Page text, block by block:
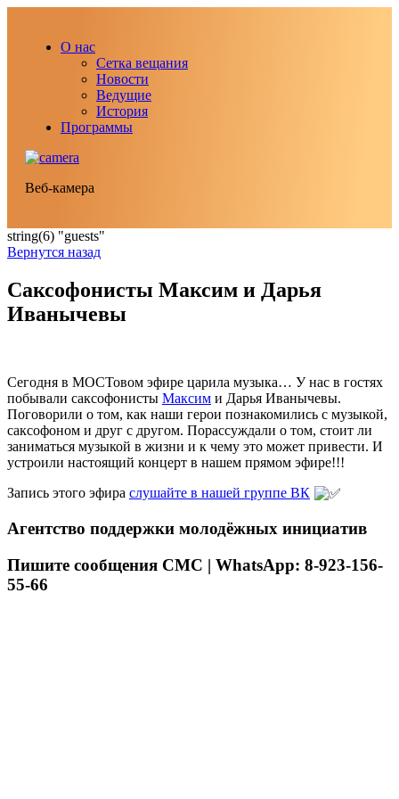
О нас
Сетка вещания
Новости
Ведущие
История
Программы
Веб-камера
string(6) "guests"
Вернутся назад
Саксофонисты Максим и Дарья
Иванычевы
Сегодня в МОСТовом эфире царила музыка… У нас в гостях
побывали саксофонисты Максим и Дарья Иванычевы.
Поговорили о том, как наши герои познакомились с музыкой,
саксофоном и друг с другом. Порассуждали о том, стоит ли
заниматься музыкой в жизни и к чему это может привести. И
устроили настоящий концерт в нашем прямом эфире!!!
Запись этого эфира слушайте в нашей группе ВК
Агентство поддержки молодёжных инициатив
Пишите сообщения СМС | WhatsApp: 8-923-156-
55-66